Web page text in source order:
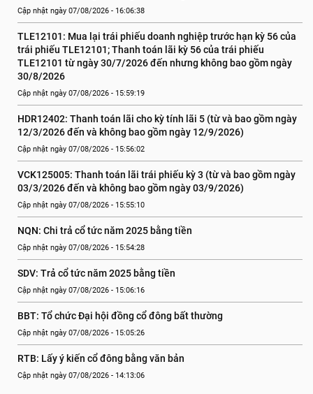
Cập nhật ngày 07/08/2026 - 16:06:38
TLE12101: Mua lại trái phiếu doanh nghiệp trước hạn kỳ 56 của
trái phiếu TLE12101; Thanh toán lãi kỳ 56 của trái phiếu
TLE12101 từ ngày 30/7/2026 đến nhưng không bao gồm ngày
30/8/2026
Cập nhật ngày 07/08/2026 - 15:59:19
HDR12402: Thanh toán lãi cho kỳ tính lãi 5 (từ và bao gồm ngày
12/3/2026 đến và không bao gồm ngày 12/9/2026)
Cập nhật ngày 07/08/2026 - 15:56:02
VCK125005: Thanh toán lãi trái phiếu kỳ 3 (từ và bao gồm ngày
03/3/2026 đến và không bao gồm ngày 03/9/2026)
Cập nhật ngày 07/08/2026 - 15:55:10
NQN: Chi trả cổ tức năm 2025 bằng tiền
Cập nhật ngày 07/08/2026 - 15:54:28
SDV: Trả cổ tức năm 2025 bằng tiền
Cập nhật ngày 07/08/2026 - 15:06:16
BBT: Tổ chức Đại hội đồng cổ đông bất thường
Cập nhật ngày 07/08/2026 - 15:05:26
RTB: Lấy ý kiến cổ đông bằng văn bản
Cập nhật ngày 07/08/2026 - 14:13:06